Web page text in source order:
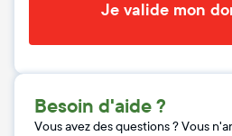
Je valide mon
Besoin d'aide ?
Vous avez des questions ? Vous